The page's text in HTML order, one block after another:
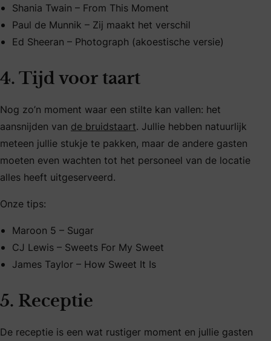
Shania Twain – From This Moment
Paul de Munnik – Zij maakt het verschil
Ed Sheeran – Photograph (akoestische versie)
4. Tijd voor taart
Nog zo’n moment waar een stilte kan vallen: het
aansnijden van de bruidstaart. Jullie hebben natuurlijk
meteen jullie stukje te pakken, maar de andere gasten
moeten even wachten tot het personeel van de locatie
alles heeft uitgeserveerd.
Onze tips:
Maroon 5 – Sugar
CJ Lewis – Sweets For My Sweet
James Taylor – How Sweet It Is
5. Receptie
De receptie is een wat rustiger moment en jullie gasten